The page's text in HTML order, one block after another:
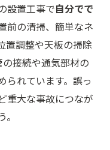
設置工事で自分でで
前の清掃、簡単なネ
置調整や天板の掃除
接続や通気部材の
られています。誤っ
重大な事故につなが